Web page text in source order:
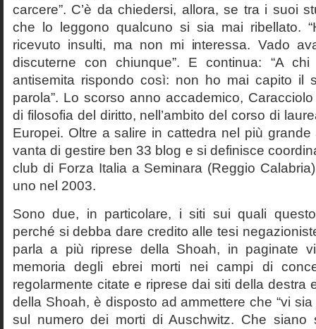
carcere”. C’è da chiedersi, allora, se tra i suoi
che lo leggono qualcuno si sia mai ribellato.
ricevuto insulti, ma non mi interessa. Vado
discuterne con chiunque”. E continua: “A
antisemita rispondo così: non ho mai capito il
parola”. Lo scorso anno accademico,
di filosofia del diritto, nell’ambito del corso di
Europei. Oltre a salire in cattedra nel più grande
vanta di gestire ben 33 blog e si definisce
club di Forza Italia a Seminara (Reggio
uno nel 2003.
Sono due, in particolare, i siti sui quali
perché si debba dare credito alle tesi
parla a più riprese della Shoah, in paginate
memoria degli ebrei morti nei campi di
regolarmente citate e riprese dai siti della destra
della Shoah, è disposto ad ammettere che “vi
sul numero dei morti di Auschwitz. Che siano